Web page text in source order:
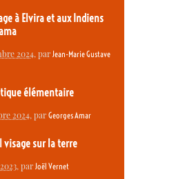
à Elvira et aux Indiens
2024, par Jean-Marie Gustave
élémentaire
2024, par Georges Amar
visage sur la terre
, par Joël Vernet